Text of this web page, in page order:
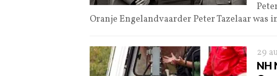
Oranje Engelandvaarder Peter Tazelaar was
29
NH